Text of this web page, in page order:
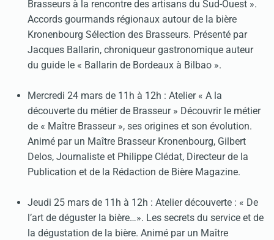
Brasseurs à la rencontre des artisans du Sud-Ouest ».
Accords gourmands régionaux autour de la bière
Kronenbourg Sélection des Brasseurs. Présenté par
Jacques Ballarin, chroniqueur gastronomique auteur
du guide le « Ballarin de Bordeaux à Bilbao ».
Mercredi 24 mars de 11h à 12h : Atelier « A la
découverte du métier de Brasseur » Découvrir le métier
de « Maître Brasseur », ses origines et son évolution.
Animé par un Maître Brasseur Kronenbourg, Gilbert
Delos, Journaliste et Philippe Clédat, Directeur de la
Publication et de la Rédaction de Bière Magazine.
Jeudi 25 mars de 11h à 12h : Atelier découverte : « De
l’art de déguster la bière…». Les secrets du service et de
la dégustation de la bière. Animé par un Maître